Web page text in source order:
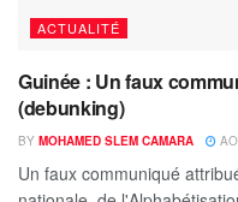
ACTUALITÉ
Guinée : Un faux
(debunking)
BY MOHAMED SLEM CAMARA
Un faux communiqué